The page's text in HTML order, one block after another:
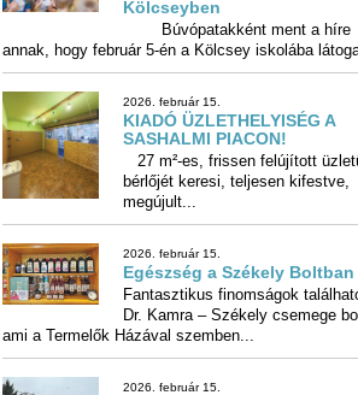
2026. február 15.
Kapu Tibor látogatása a
Kölcseyben
annak, hogy február 5-én a Kölcsey iskolába
2026. február 15.
KIADÓ ÜZLETHELYISÉG A
SASHALMI PIACON!
27 m²-es, frissen felújított
bérlőjét keresi, teljesen
2026. február 15.
Egészség a Székely Boltban
Fantasztikus finomságok
Dr. Kamra – Székely csemege
ami a Termelők Házával szemben...